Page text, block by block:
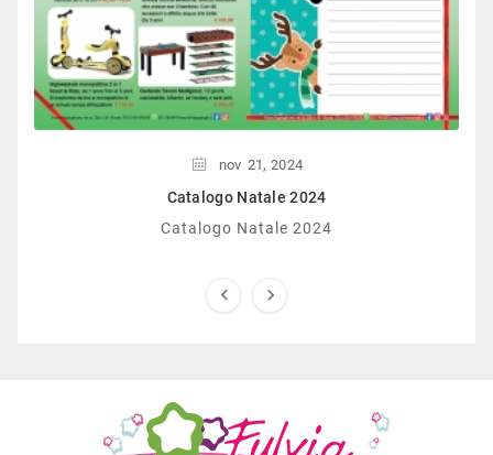
nov 21, 2024
Catalogo Natale 2024
Catalogo Natale 2024
 